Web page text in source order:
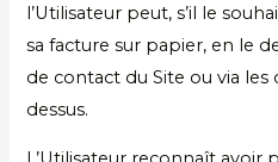
l’Utilisateur peut, s’il le
sa facture sur papier, en le
de contact du Site ou via
dessus.